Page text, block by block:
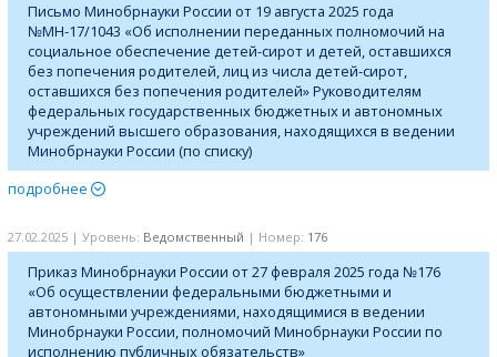
Письмо Минобрнауки России от 19 августа 2025 года
№МН-17/1043 «Об исполнении переданных полномочий на
социальное обеспечение детей-сирот и детей, оставшихся
без попечения родителей, лиц из числа детей-сирот,
оставшихся без попечения родителей» Руководителям
федеральных государственных бюджетных и автономных
учреждений высшего образования, находящихся в ведении
Минобрнауки России (по списку)
подробнее
27.02.2025 | Уровень: Ведомственный | Номер: 176
Приказ Минобрнауки России от 27 февраля 2025 года №176
«Об осуществлении федеральными бюджетными и
автономными учреждениями, находящимися в ведении
Минобрнауки России, полномочий Минобрнауки России по
исполнению публичных обязательств»